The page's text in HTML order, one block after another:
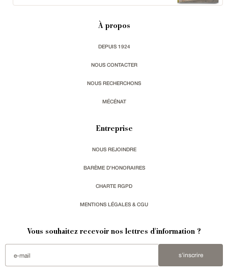
À propos
DEPUIS 1924
NOUS CONTACTER
NOUS RECHERCHONS
MÉCÉNAT
Entreprise
NOUS REJOINDRE
BARÈME D'HONORAIRES
CHARTE RGPD
MENTIONS LÉGALES & CGU
Vous souhaitez recevoir nos lettres d'information ?
s'inscrire